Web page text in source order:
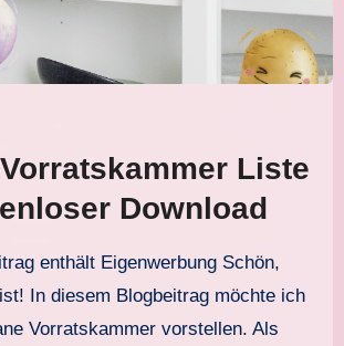
Liste
Download
In diesem Blogbeitrag möchte ich
Vorratskammer vorstellen. Als